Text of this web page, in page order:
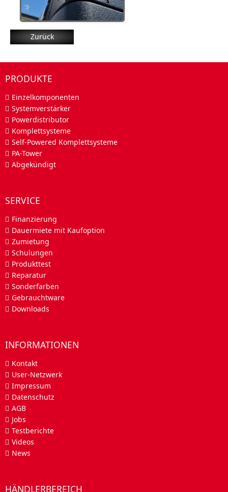
Zurück
PRODUKTE
Einzelkomponenten
Systemverstärker
Powerdistributor
Komplettsysteme
Self-Powered Komplettsysteme
PA-Tower
Abgekündigt
SERVICE
Finanzierung
Dauermiete mit Kaufoption
Zumietung
Schulungen
Produkttest
Reparatur
Sonderfarben
Gebrauchtware
Downloads
INFORMATIONEN
Kontakt
User-Netzwerk
Impressum
Datenschutz
AGB
Jobs
Testberichte
Videos
News
HÄNDLERBEREICH